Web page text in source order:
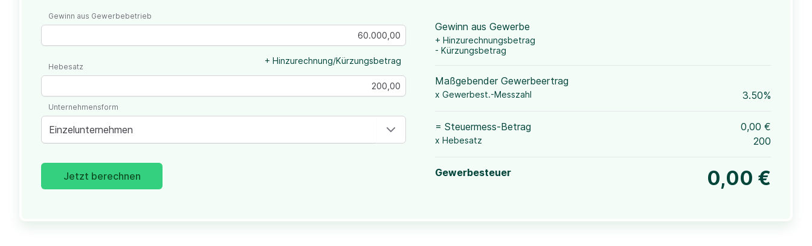
Gewinn aus Gewerbebetrieb
+ Hinzurechnung/Kürzungsbetrag
Hebesatz
Einzelunternehmen
Unternehmensform
Jetzt berechnen
Gewinn aus Gewerbe
+ Hinzurechnungsbetrag
- Kürzungsbetrag
Maßgebender Gewerbeertrag
x Gewerbest.-Messzahl 3.50%
= Steuermess-Betrag 0,00 €
x Hebesatz 200
Gewerbesteuer 0,00 €